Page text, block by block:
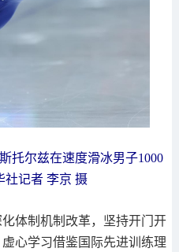
尔兹在速度滑冰男子1000
社记者 李京 摄
体制机制改革，坚持开门开
心学习借鉴国际先进训练理